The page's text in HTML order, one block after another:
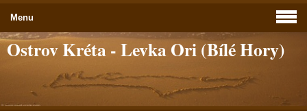
Ostrov Kréta - Levka Ori (Bílé Hory)
Menu